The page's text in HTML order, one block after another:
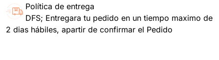
Política de entrega
DFS; Entregara tu pedido en un tiempo maximo de
2 dias hábiles, apartir de confirmar el Pedido